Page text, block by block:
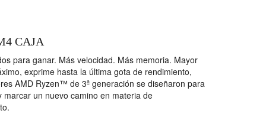
CAJA
para ganar. Más velocidad. Más memoria. Mayor
exprime hasta la última gota de rendimiento,
AMD Ryzen™ de 3ª generación se diseñaron para
un nuevo camino en materia de